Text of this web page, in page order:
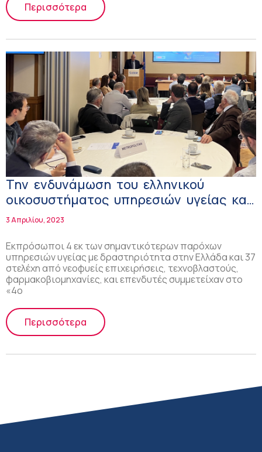
Περισσότερα
Την ενδυνάμωση του ελληνικού
οικοσυστήματος υπηρεσιών υγείας και
βιοεπιστημών στηρίζει ο ΣΕΒ!
3 Απριλίου, 2023
Εκπρόσωποι 4 εκ των σημαντικότερων παρόχων
υπηρεσιών υγείας με δραστηριότητα στην Ελλάδα και 37
στελέχη από νεοφυείς επιχειρήσεις, τεχνοβλαστούς,
φαρμακοβιομηχανίες, και επενδυτές συμμετείχαν στο
«4ο
Περισσότερα